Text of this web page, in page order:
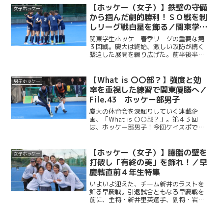
應）がPCからゴールを決め、わずか１５
分で２－０とする。...
女子ホッケー
【ホッケー（女子）】鉄壁の守備
から掴んだ劇的勝利！ＳＯ戦を制
しリーグ戦白星を飾る／関東学生
ホッケー春季リーグ第３回戦vs学
習院大
関東学生ホッケー春季リーグの重要な第
３回戦。慶大は終始、激しい攻防が続く
緊迫した展開を繰り広げた。前半後半合
た空気の中、慶大の守護神の主将・峰岸
佳子（商４・慶應女子...
男子ホッケー
【What is 〇〇部？】強度と効
率を重視した練習で関東優勝へ／
File.43 ホッケー部男子
慶大の体育会を深堀りしていく連載企
画、「What is 〇〇部？」。第４３回
は、ホッケー部男子！今回ケイスポで
（経４・慶應）主将にインタビューを行
った。
女子ホッケー
【ホッケー（女子）】臙脂の壁を
打破し「有終の美」を飾れ！／早
慶戦直前４年生特集
いよいよ迎えた、チーム新井のラストを
飾る早慶戦。引退試合ともなる早慶戦を
前に、主将・新井里英選手、副将・岩越